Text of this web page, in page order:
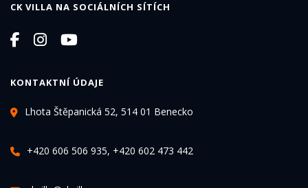
CK VILLA NA SOCIÁLNÍCH SÍTÍCH
KONTAKTNÍ ÚDAJE
Lhota Štěpanická 52, 514 01 Benecko
+420 606 506 935, +420 602 473 442